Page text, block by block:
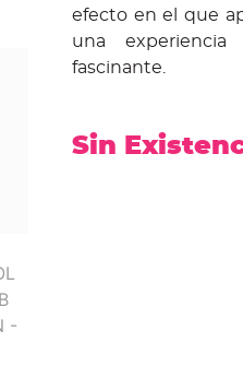
efecto en el que
una
fascinante.
Sin